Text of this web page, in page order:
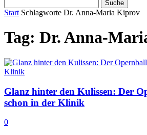
Start Schlagworte Dr. Anna-Maria Kiprov
Tag: Dr. Anna-
Glanz hinter den Kulissen: Der
schon in der Klinik
0